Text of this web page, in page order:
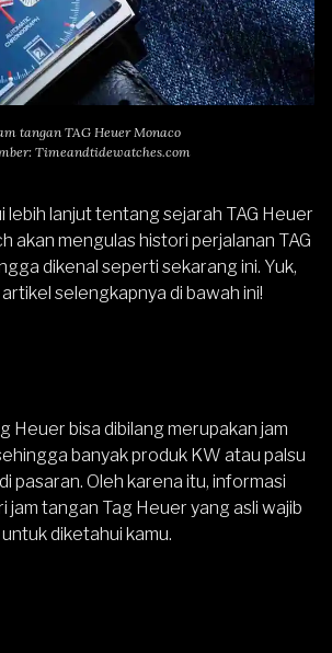
tangan TAG Heuer Monaco
Timeandtidewatches.com
lebih lanjut tentang sejarah TAG Heuer
akan mengulas histori perjalanan TAG
dikenal seperti sekarang ini. Yuk,
selengkapnya di bawah ini!
Heuer bisa dibilang merupakan jam
banyak produk KW atau palsu
pasaran. Oleh karena itu, informasi
jam tangan Tag Heuer yang asli wajib
untuk diketahui kamu.